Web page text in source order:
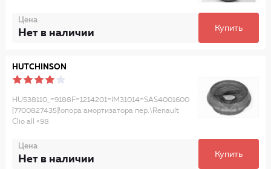
Цена
Нет в наличии Купить
HUTCHINSON
HU538110_=9188F=1214201=IM31014=SAS4001600
[7700827435]!опора амортизатора пер.\Renault
Clio all <98
Цена
Нет в наличии Купить